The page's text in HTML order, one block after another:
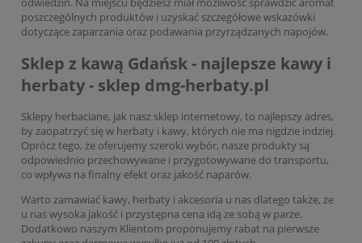
poszczególnych produktów i uzyskać szczegółowe wskazówki
dotyczące zaparzania oraz podawania przyrządzanych napojów.
Sklep z kawą Gdańsk - najlepsze kawy i
herbaty - sklep dmg-herbaty.pl
Sklepy herbaciane, jak nasz sklep internetowy, to najlepszy adres,
by zaopatrzyć się w herbaty i kawy, których nie ma nigdzie indziej.
Oprócz tego, że oferujemy szeroki wybór, nasze produkty są
odpowiednio przechowywane i przygotowywane do transportu,
co wpływa na finalny efekt oraz jakość naparów.
Warto zamawiać kawy, herbaty i akcesoria u nas dlatego także, że
u nas wysoka jakość i przystępna cena idą ze sobą w parze.
Dodatkowo naszym Klientom proponujemy rabat na pierwsze